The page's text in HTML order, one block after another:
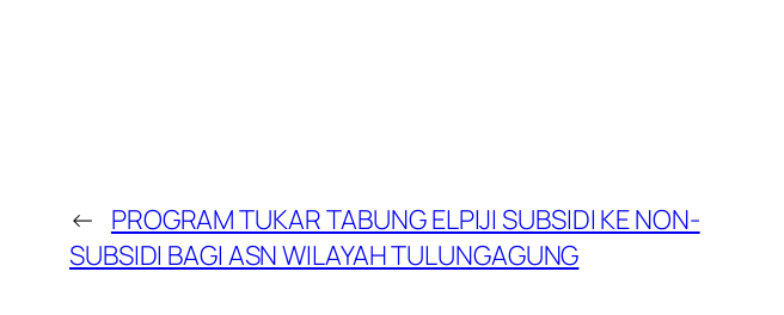
← PROGRAM TUKAR TABUNG ELPIJI SUBSIDI KE NON-
SUBSIDI BAGI ASN WILAYAH TULUNGAGUNG